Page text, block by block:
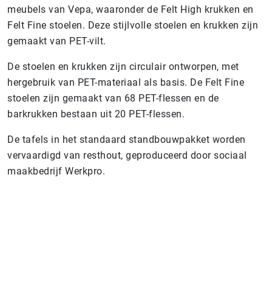
meubels van Vepa, waaronder de Felt High krukken en
Felt Fine stoelen. Deze stijlvolle stoelen en krukken zijn
gemaakt van PET-vilt.
De stoelen en krukken zijn circulair ontworpen, met
hergebruik van PET-materiaal als basis. De Felt Fine
stoelen zijn gemaakt van 68 PET-flessen en de
barkrukken bestaan uit 20 PET-flessen.
De tafels in het standaard standbouwpakket worden
vervaardigd van resthout, geproduceerd door sociaal
maakbedrijf Werkpro.